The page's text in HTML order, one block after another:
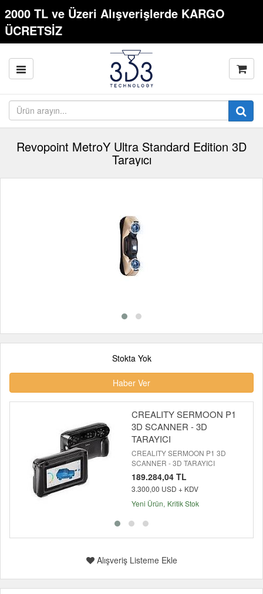
2000 TL ve Üzeri Alışverişlerde KARGO
ÜCRETSİZ
Revopoint MetroY Ultra Standard Edition 3D
Tarayıcı
Stokta Yok
Haber Ver
CREALITY SERMOON P1
3D SCANNER - 3D
TARAYICI
CREALITY SERMOON P1 3D
SCANNER - 3D TARAYICI
189.284,04 TL
3.300,00 USD + KDV
Yeni Ürün Kritik Stok
Alışveriş Listeme Ekle